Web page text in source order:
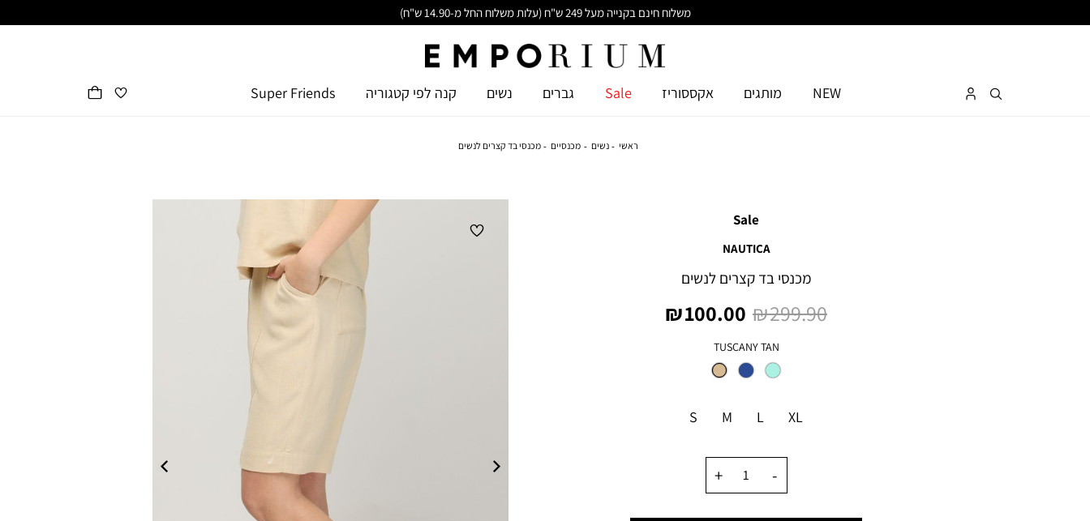
משלוח חינם בקנייה מעל 249 ש"ח (עלות משלוח החל מ-14.90 ש"ח)
NEW מותגים אקססוריז Sale גברים נשים קנה לפי קטגוריה Super Friends
ראשי נשים מכנסיים מכנסי בד קצרים לנשים
Sale
NAUTICA
מכנסי בד קצרים לנשים
מחיר
מוצר
100.00 ₪
מחיר
299.90 ₪
צבע
TUSCANY TAN
S M L XL